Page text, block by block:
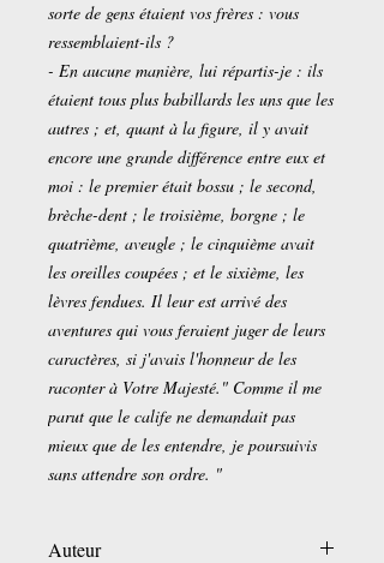
sorte de gens étaient vos frères : vous
ressemblaient-ils ?
- En aucune manière, lui répartis-je : ils
étaient tous plus babillards les uns que les
autres ; et, quant à la figure, il y avait
encore une grande différence entre eux et
moi : le premier était bossu ; le second,
brèche-dent ; le troisième, borgne ; le
quatrième, aveugle ; le cinquième avait
les oreilles coupées ; et le sixième, les
lèvres fendues. Il leur est arrivé des
aventures qui vous feraient juger de leurs
caractères, si j'avais l'honneur de les
raconter à Votre Majesté." Comme il me
parut que le calife ne demandait pas
mieux que de les entendre, je poursuivis
sans attendre son ordre. "
Auteur